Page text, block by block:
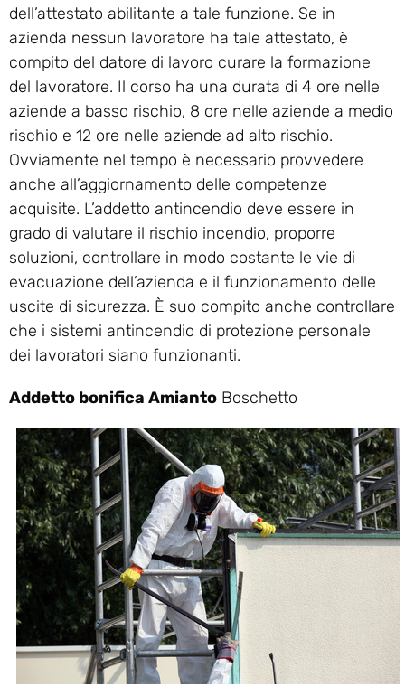
dell’attestato abilitante a tale funzione. Se in
azienda nessun lavoratore ha tale attestato, è
compito del datore di lavoro curare la formazione
del lavoratore. Il corso ha una durata di 4 ore nelle
aziende a basso rischio, 8 ore nelle aziende a medio
rischio e 12 ore nelle aziende ad alto rischio.
Ovviamente nel tempo è necessario provvedere
anche all’aggiornamento delle competenze
acquisite. L’addetto antincendio deve essere in
grado di valutare il rischio incendio, proporre
soluzioni, controllare in modo costante le vie di
evacuazione dell’azienda e il funzionamento delle
uscite di sicurezza. È suo compito anche controllare
che i sistemi antincendio di protezione personale
dei lavoratori siano funzionanti.
Addetto bonifica Amianto Boschetto